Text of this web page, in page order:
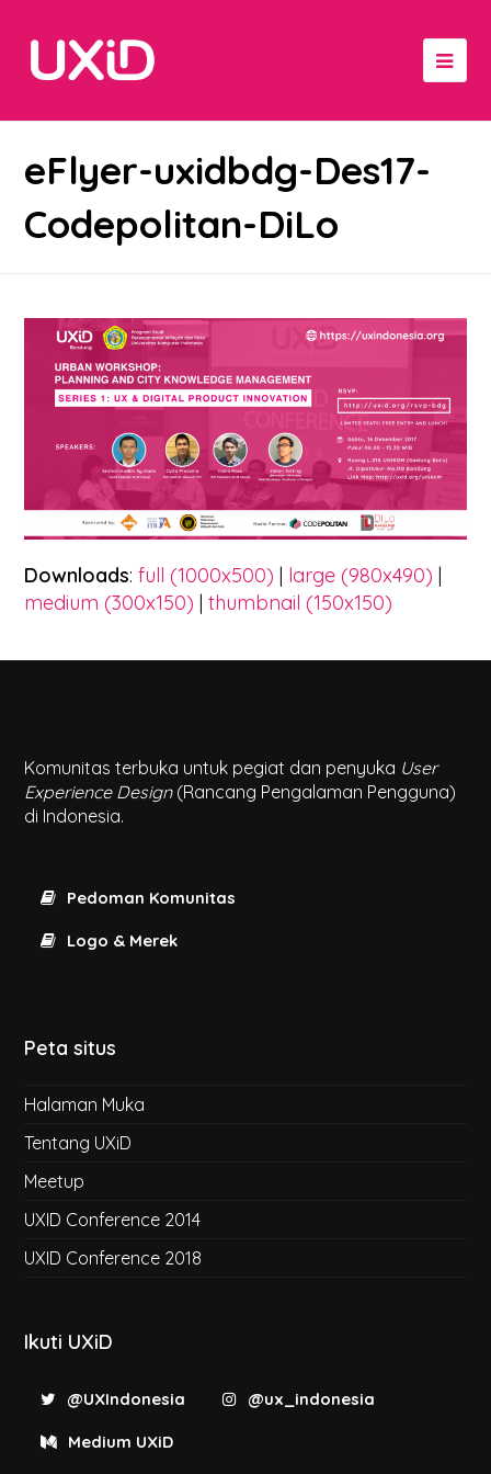
eFlyer-uxidbdg-Des17-
Codepolitan-DiLo
Downloads:full (1000x500) | large (980x490) |
medium (300x150) |thumbnail (150x150)
Komunitas terbuka untuk pegiat dan penyuka User
Experience Design(Rancang Pengalaman Pengguna)
di Indonesia.
Pedoman Komunitas
Logo & Merek
Peta situs
Halaman Muka
Tentang UXiD
Meetup
UXID Conference 2014
UXID Conference 2018
Ikuti UXiD
@UXIndonesia @ux_indonesia
Medium UXiD